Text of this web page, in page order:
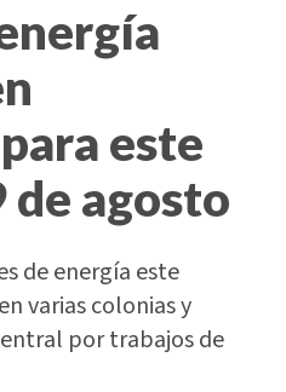
este
de agosto
de energía este
varias colonias y
por trabajos de